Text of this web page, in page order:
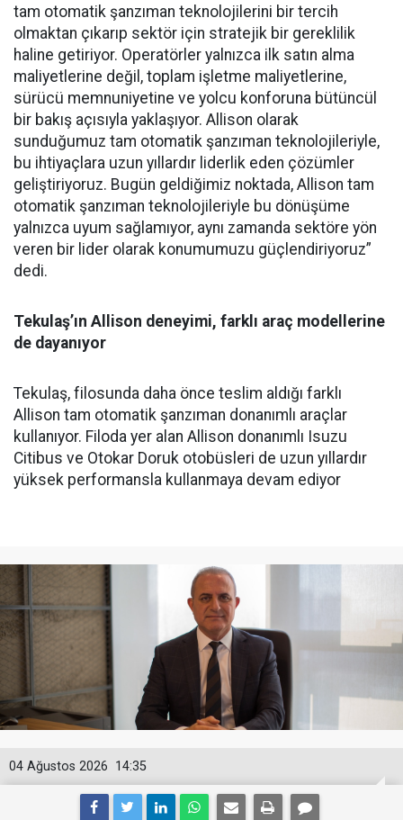
tam otomatik şanzıman teknolojilerini bir tercih
olmaktan çıkarıp sektör için stratejik bir gereklilik
haline getiriyor. Operatörler yalnızca ilk satın alma
maliyetlerine değil, toplam işletme maliyetlerine,
sürücü memnuniyetine ve yolcu konforuna bütüncül
bir bakış açısıyla yaklaşıyor. Allison olarak
sunduğumuz tam otomatik şanzıman teknolojileriyle,
bu ihtiyaçlara uzun yıllardır liderlik eden çözümler
geliştiriyoruz. Bugün geldiğimiz noktada, Allison tam
otomatik şanzıman teknolojileriyle bu dönüşüme
yalnızca uyum sağlamıyor, aynı zamanda sektöre yön
veren bir lider olarak konumumuzu güçlendiriyoruz”
dedi.
Tekulaş’ın Allison deneyimi, farklı araç modellerine
de dayanıyor
Tekulaş, filosunda daha önce teslim aldığı farklı
Allison tam otomatik şanzıman donanımlı araçlar
kullanıyor. Filoda yer alan Allison donanımlı Isuzu
Citibus ve Otokar Doruk otobüsleri de uzun yıllardır
yüksek performansla kullanmaya devam ediyor
14:35
04 Ağustos 2026